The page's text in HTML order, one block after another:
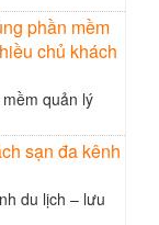
phần mềm
chủ khách
quản lý
sạn đa kênh
du lịch – lưu